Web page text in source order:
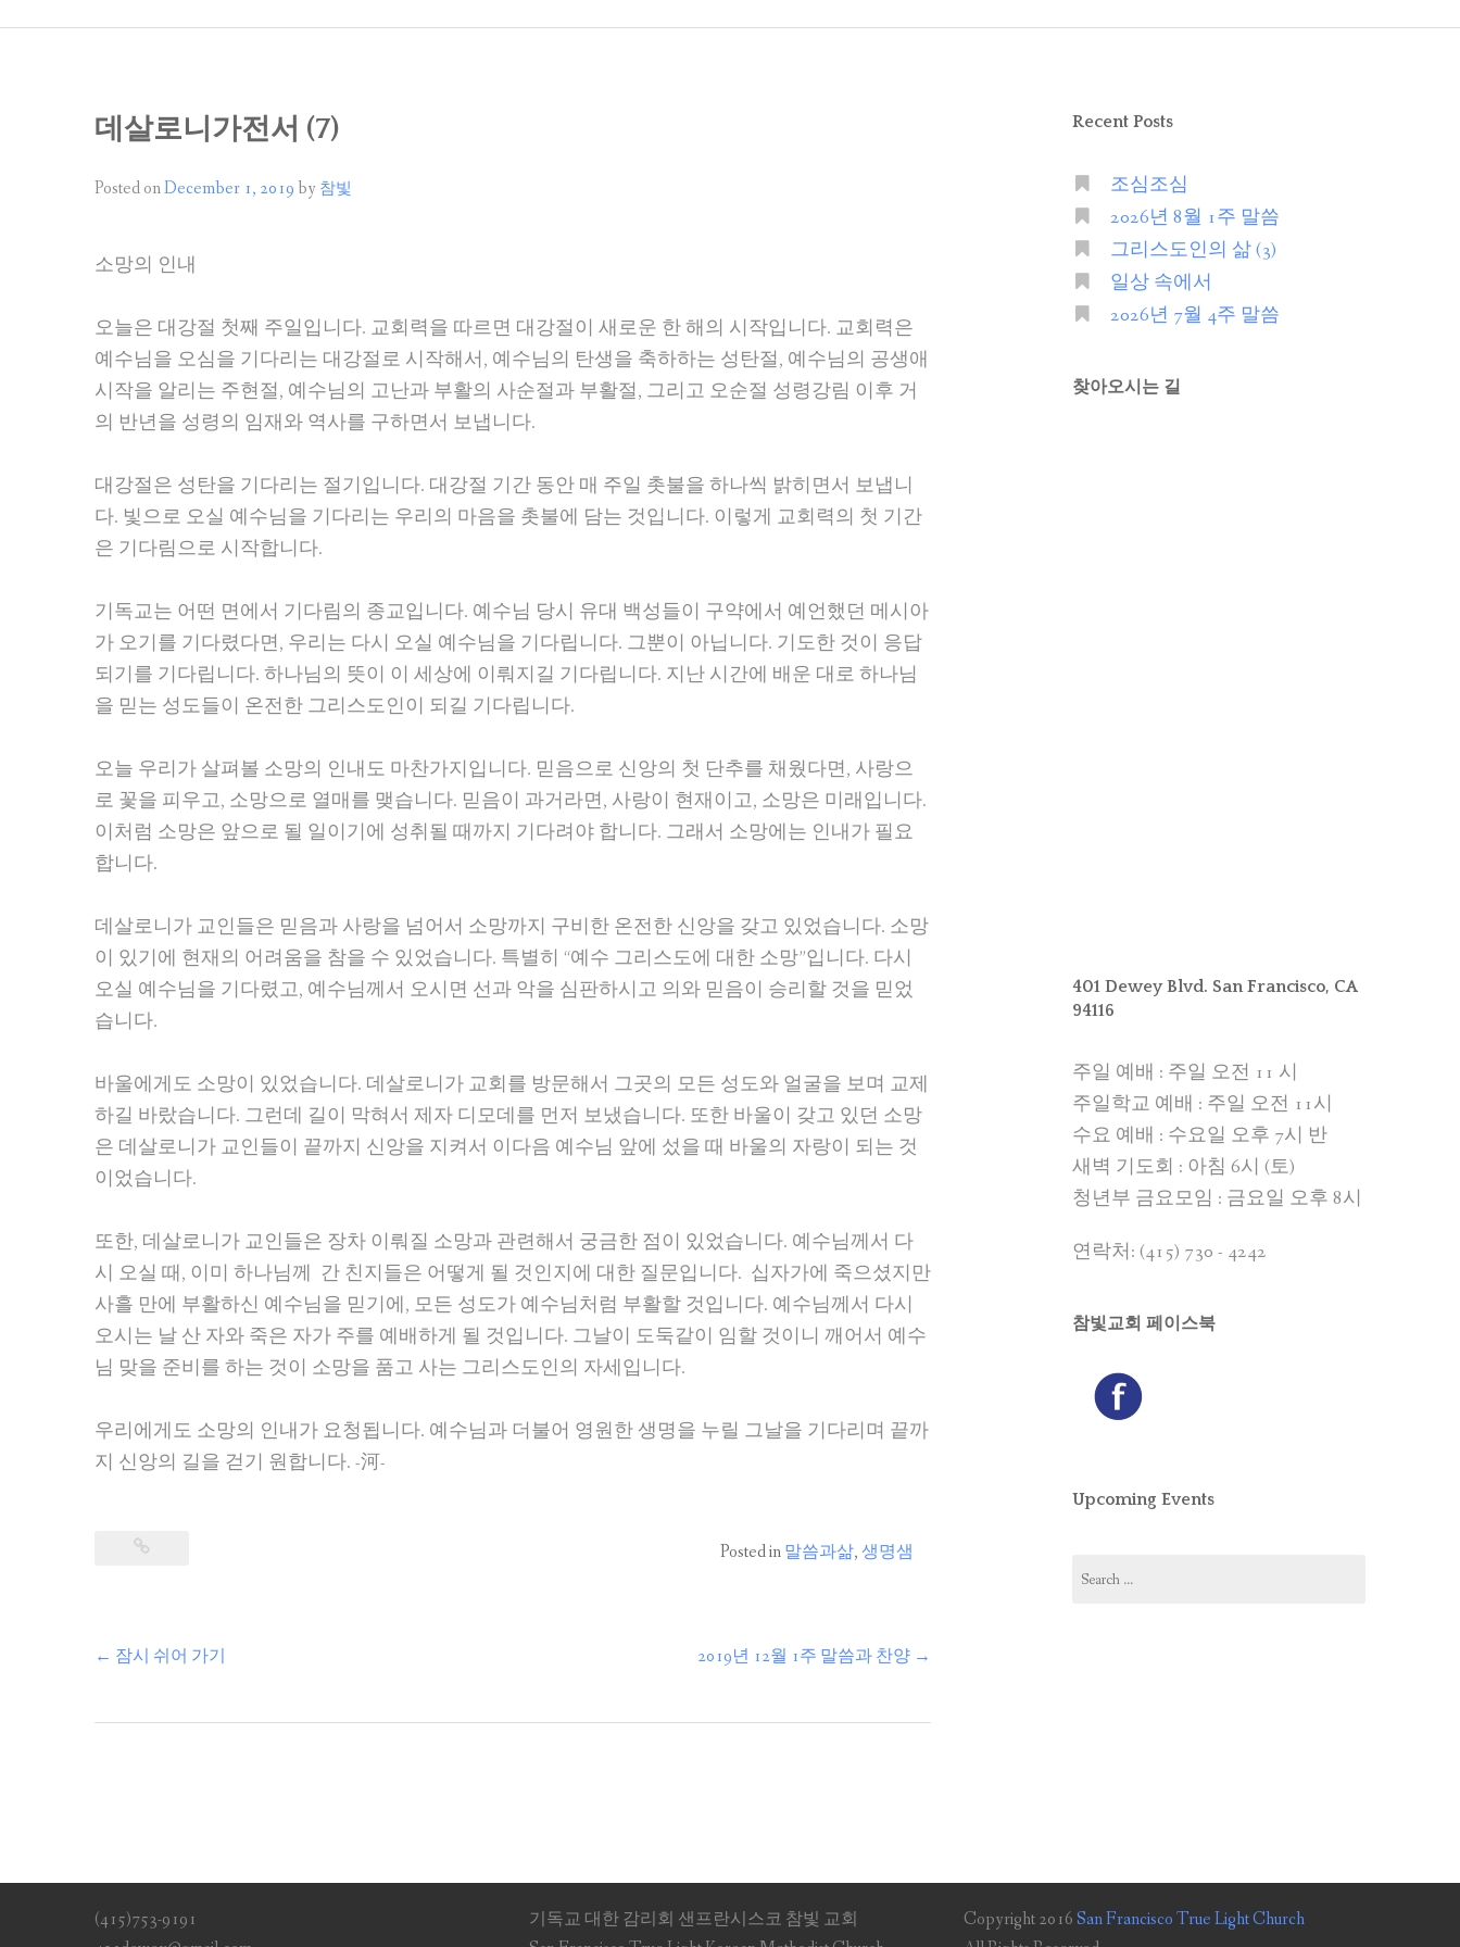
PASTOR 담임목사 LORDS DAY 생명샘
데살로니가전서 (7)
Posted onDecember 1, 2019by 참빛
소망의 인내
오늘은 대강절 첫째 주일입니다. 교회력을 따르면 대강절이 새로운 한 해의 시작입니다. 교회력은
예수님을 오심을 기다리는 대강절로 시작해서, 예수님의 탄생을 축하하는 성탄절, 예수님의 공생애
시작을 알리는 주현절, 예수님의 고난과 부활의 사순절과 부활절, 그리고 오순절 성령강림 이후 거
의 반년을 성령의 임재와 역사를 구하면서 보냅니다.
대강절은 성탄을 기다리는 절기입니다. 대강절 기간 동안 매 주일 촛불을 하나씩 밝히면서 보냅니
다. 빛으로 오실 예수님을 기다리는 우리의 마음을 촛불에 담는 것입니다. 이렇게 교회력의 첫 기간
은 기다림으로 시작합니다.
기독교는 어떤 면에서 기다림의 종교입니다. 예수님 당시 유대 백성들이 구약에서 예언했던 메시아
가 오기를 기다렸다면, 우리는 다시 오실 예수님을 기다립니다. 그뿐이 아닙니다. 기도한 것이 응답
되기를 기다립니다. 하나님의 뜻이 이 세상에 이뤄지길 기다립니다. 지난 시간에 배운 대로 하나님
을 믿는 성도들이 온전한 그리스도인이 되길 기다립니다.
오늘 우리가 살펴볼 소망의 인내도 마찬가지입니다. 믿음으로 신앙의 첫 단추를 채웠다면, 사랑으
로 꽃을 피우고, 소망으로 열매를 맺습니다. 믿음이 과거라면, 사랑이 현재이고, 소망은 미래입니다.
이처럼 소망은 앞으로 될 일이기에 성취될 때까지 기다려야 합니다. 그래서 소망에는 인내가 필요
합니다.
데살로니가 교인들은 믿음과 사랑을 넘어서 소망까지 구비한 온전한 신앙을 갖고 있었습니다. 소망
이 있기에 현재의 어려움을 참을 수 있었습니다. 특별히 “예수 그리스도에 대한 소망”입니다. 다시
오실 예수님을 기다렸고, 예수님께서 오시면 선과 악을 심판하시고 의와 믿음이 승리할 것을 믿었
습니다.
바울에게도 소망이 있었습니다. 데살로니가 교회를 방문해서 그곳의 모든 성도와 얼굴을 보며 교제
하길 바랐습니다. 그런데 길이 막혀서 제자 디모데를 먼저 보냈습니다. 또한 바울이 갖고 있던 소망
은 데살로니가 교인들이 끝까지 신앙을 지켜서 이다음 예수님 앞에 섰을 때 바울의 자랑이 되는 것
이었습니다.
또한, 데살로니가 교인들은 장차 이뤄질 소망과 관련해서 궁금한 점이 있었습니다. 예수님께서 다
시 오실 때, 이미 하나님께 간 친지들은 어떻게 될 것인지에 대한 질문입니다. 십자가에 죽으셨지만
사흘 만에 부활하신 예수님을 믿기에, 모든 성도가 예수님처럼 부활할 것입니다. 예수님께서 다시
오시는 날 산 자와 죽은 자가 주를 예배하게 될 것입니다. 그날이 도둑같이 임할 것이니 깨어서 예수
님 맞을 준비를 하는 것이 소망을 품고 사는 그리스도인의 자세입니다.
우리에게도 소망의 인내가 요청됩니다. 예수님과 더불어 영원한 생명을 누릴 그날을 기다리며 끝까
지 신앙의 길을 걷기 원합니다. -河-
Posted in말씀과삶,생명샘
Post
← 잠시 쉬어 가기 2019년 12월 1주 말씀과 찬양 →
Recent Posts
조심조심
2026년 8월 1주 말씀
그리스도인의 삶 (3)
일상 속에서
2026년 7월 4주 말씀
찾아오시는 길
401 Dewey Blvd. San Francisco, CA
94116
주일 예배 : 주일 오전 11 시
주일학교 예배 : 주일 오전 11시
수요 예배 : 수요일 오후 7시 반
새벽 기도회 : 아침 6시 (토)
청년부 금요모임 : 금요일 오후 8시
연락처: (415) 730 - 4242
참빛교회 페이스북
Upcoming Events
for:
(415)753-9191
기독교 대한 감리회 샌프란시스코 참빛 교회
Copyright 2016San Francisco True Light Church